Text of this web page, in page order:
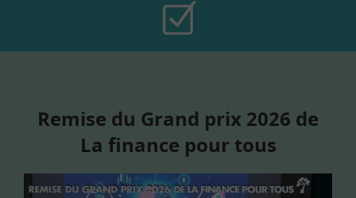
Remise du Grand prix 2026 de
La finance pour tous